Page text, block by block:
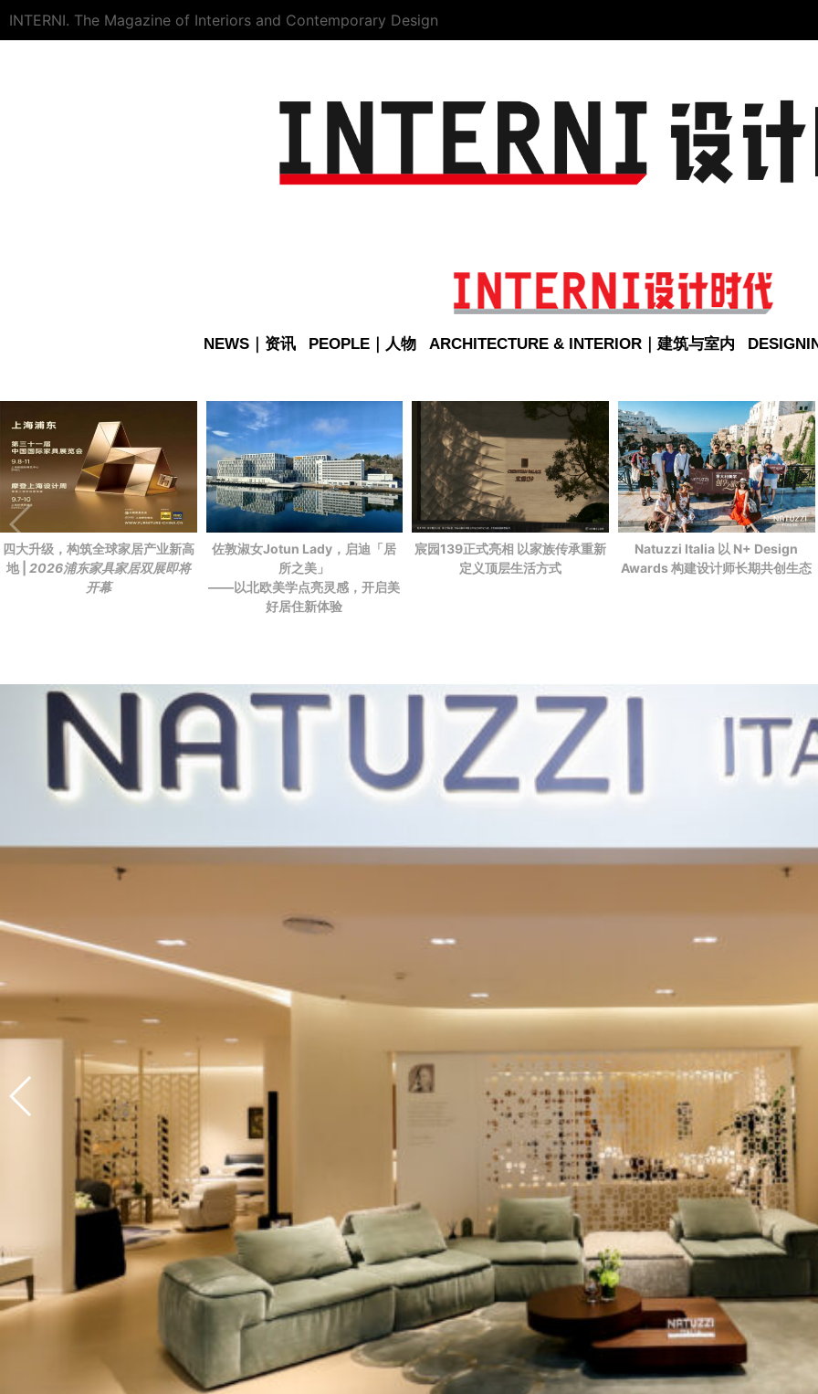
INTERNI. The Magazine of Interiors and Contemporary Design
NEWS｜资讯 PEOPLE｜人物 ARCHITECTURE & INTERIOR｜建筑与室内
四大升级，构筑全球家居产业新高
地 | 2026浦东家具家居双展即将
开幕
佐敦淑女Jotun Lady，启迪「居
所之美」
——以北欧美学点亮灵感，开启美
好居住新体验
宸园139正式亮相 以家族传承重新
定义顶层生活方式
Natuzzi Italia 以 N+ Design
Awards 构建设计师长期共创生态